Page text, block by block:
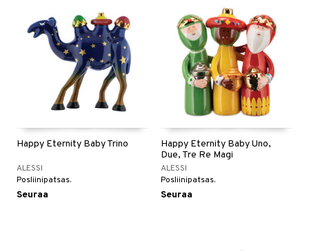
Happy Eternity Baby Trino
ALESSI
Posliinipatsas.
Seuraa
Happy Eternity Baby Uno,
Due, Tre Re Magi
ALESSI
Posliinipatsas.
Seuraa